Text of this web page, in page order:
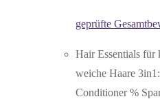
geprüfte
Hair Essentials für
weiche Haare
Conditioner %